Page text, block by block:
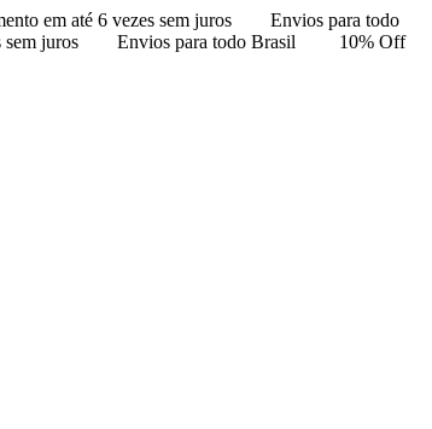
em até 6 vezes sem juros
Envios para todo
sem juros Envios para todo Brasil
10% Off